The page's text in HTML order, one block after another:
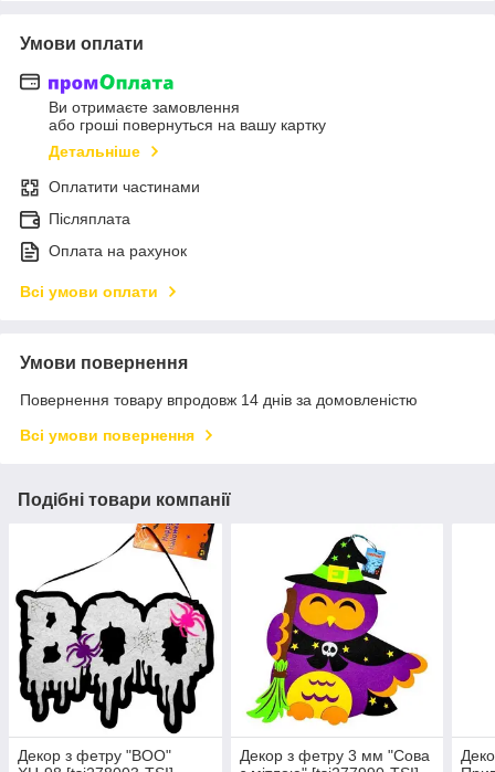
Умови оплати
Ви отримаєте замовлення
або гроші повернуться на вашу картку
Детальніше
Оплатити частинами
Післяплата
Оплата на рахунок
Всі умови оплати
Умови повернення
Повернення товару впродовж 14 днів за домовленістю
Всі умови повернення
Подібні товари компанії
Декор з фетру "BOO"
Декор з фетру 3 мм "Сова